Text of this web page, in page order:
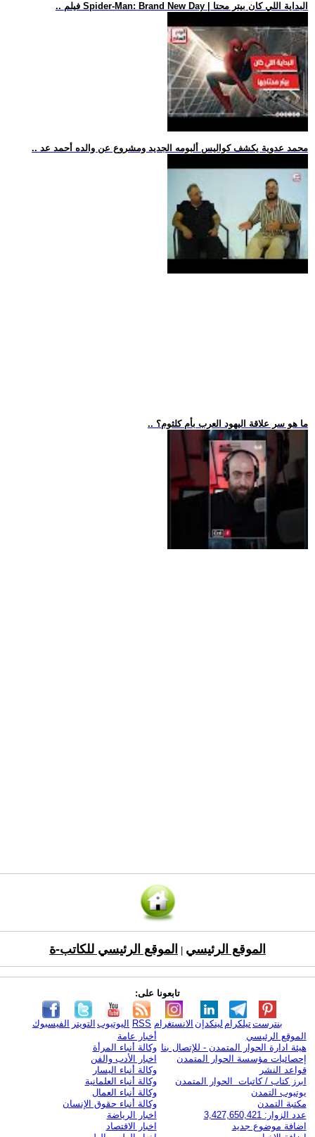
.. فيلم Spider-Man: Brand New Day | البداية اللي كان بيتر محتا
.. محمد عدوية يكشف كواليس ألبومه الجديد ومشروع عن والده أحمد عد
.. ما هو سر علاقة اليهود العرب بأم كلثوم؟
الموقع الرئيسي الموقع الرئيسي للكاتب-ة
تابعونا على:
الفيسبوك التويتر اليوتيوب RSS الانستغرام لينكدإن تيلكرامبنترست
الموقع الرئيسي
هيئة ادارة الحوار المتمدن - للإتصال بنا
إحصائيات مؤسسة الحوار المتمدن
قواعد النشر
ابرز كتاب / كاتبات الحوار المتمدن
يوتيوب التمدن
مكتبة التمدن
عدد الزوار: 3,427,650,421
اضافة موضوع جديد
أخبار عامة
وكالة أنباء المرأة
اخبار الأدب والفن
وكالة أنباء اليسار
وكالة أنباء العلمانية
وكالة أنباء العمال
وكالة أنباء حقوق الإنسان
اخبار الرياضة
اخبار الاقتصاد